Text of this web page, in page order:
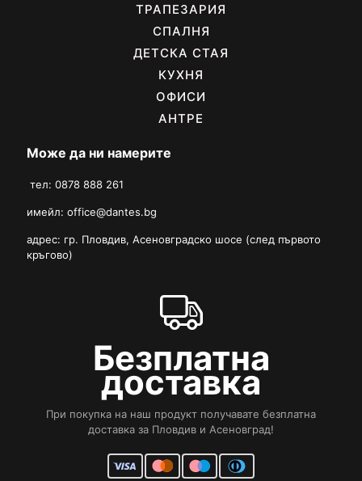
ТРАПЕЗАРИЯ
СПАЛНЯ
ДЕТСКА СТАЯ
КУХНЯ
ОФИСИ
АНТРЕ
Може да ни намерите
тел: 0878 888 261
имейл: office@dantes.bg
адрес: гр. Пловдив, Асеновградско шосе (след първото
кръгово)
Безплатна
доставка
При покупка на наш продукт получавате безплатна
доставка за Пловдив и Асеновград!